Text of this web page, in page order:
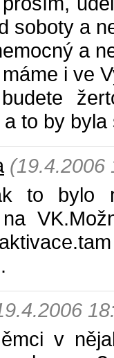
soboty a
a
i ve
to by byla
(19.4.2006
to bylo
na
v